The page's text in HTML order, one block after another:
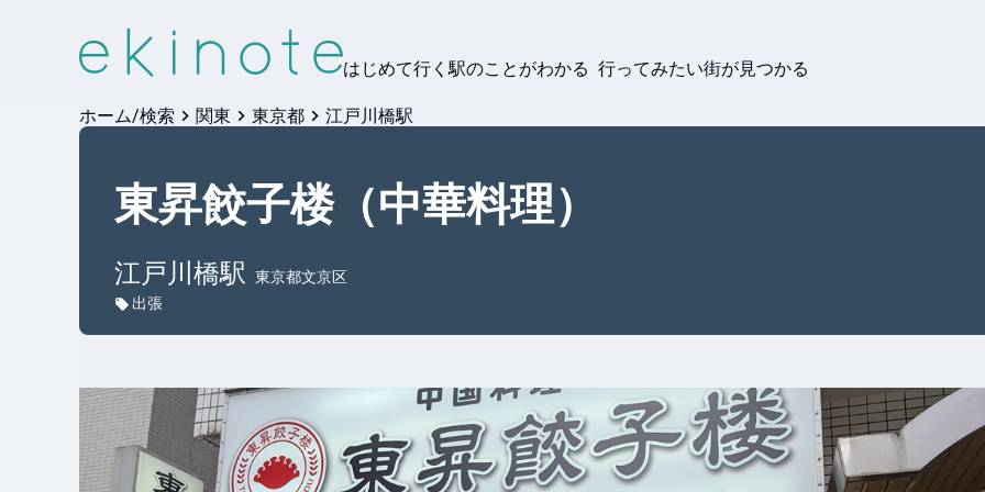
はじめて行く駅のことがわかる 行ってみたい街が見つかる
ホーム/検索 関東 東京都 江戸川橋駅
東昇餃子楼（中華料理）
江戸川橋駅
東京都文京区
出張